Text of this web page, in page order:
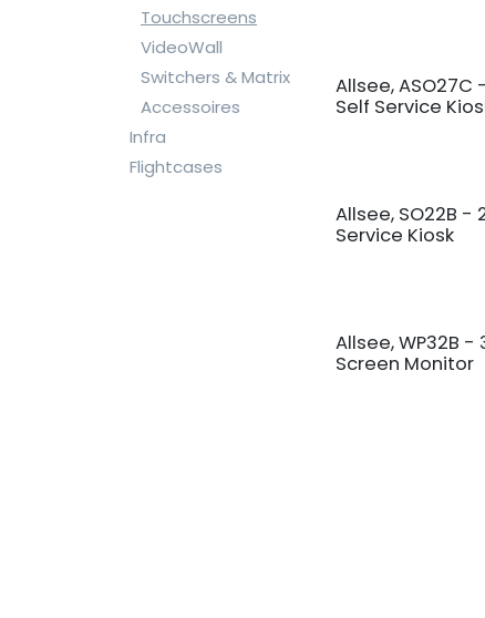
Touchscreens
VideoWall
Switchers & Matrix
Accessoires
Infra
Flightcases
Allsee,
Self Service
Allsee, SO22B -
Service Kiosk
Allsee, WP32B -
Screen Monitor